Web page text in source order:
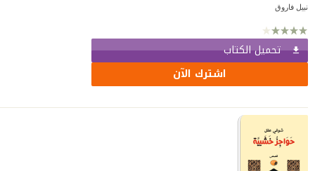
نبيل فاروق
تحميل الكتاب
اشترك الآن